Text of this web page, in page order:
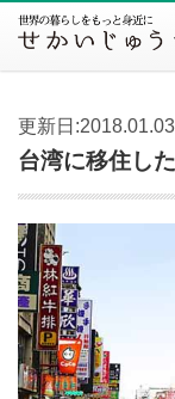
更新日
台湾に移住し